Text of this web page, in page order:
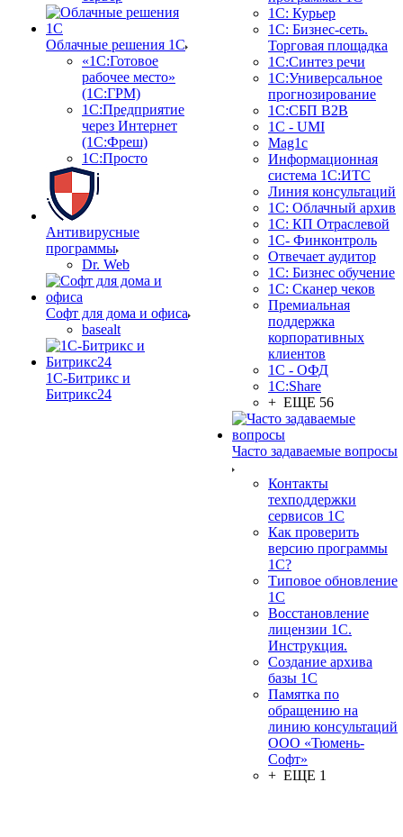
Облачные решения 1С
«1C:Готовое
рабочее место»
(1С:ГРМ)
1С:Предприятие
через Интернет
(1С:Фреш)
1С:Просто
Антивирусные
программы
Dr. Web
Софт для дома и офиса
basealt
1С-Битрикс и
Битрикс24
1С: Курьер
1С: Бизнес-сеть.
Торговая площадка
1С:Синтез речи
1С:Универсальное
прогнозирование
1С:СБП B2B
1C - UMI
Mag1c
Информационная
система 1С:ИТС
Линия консультаций
1С: Облачный архив
1С: КП Отраслевой
1С- Финконтроль
Отвечает аудитор
1С: Бизнес обучение
1С: Сканер чеков
Премиальная
поддержка
корпоративных
клиентов
1С - ОФД
1С:Share
+ ЕЩЕ 56
Часто задаваемые вопросы
Контакты
техподдержки
сервисов 1С
Как проверить
версию программы
1С?
Типовое обновление
1С
Восстановление
лицензии 1С.
Инструкция.
Создание архива
базы 1С
Памятка по
обращению на
линию консультаций
ООО «Тюмень-
Софт»
+ ЕЩЕ 1